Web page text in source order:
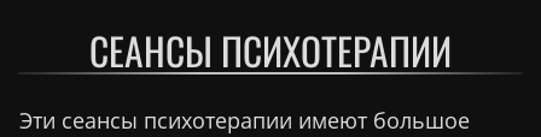
СЕАНСЫ ПСИХОТЕРАПИИ
Эти сеансы психотерапии имеют большое